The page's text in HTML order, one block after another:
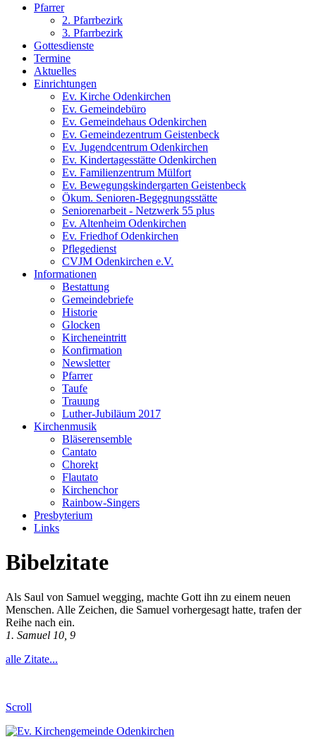
Pfarrer
2. Pfarrbezirk
3. Pfarrbezirk
Gottesdienste
Termine
Aktuelles
Einrichtungen
Ev. Kirche Odenkirchen
Ev. Gemeindebüro
Ev. Gemeindehaus Odenkirchen
Ev. Gemeindezentrum Geistenbeck
Ev. Jugendcentrum Odenkirchen
Ev. Kindertagesstätte Odenkirchen
Ev. Familienzentrum Mülfort
Ev. Bewegungskindergarten Geistenbeck
Ökum. Senioren-Begegnungsstätte
Seniorenarbeit - Netzwerk 55 plus
Ev. Altenheim Odenkirchen
Ev. Friedhof Odenkirchen
Pflegedienst
CVJM Odenkirchen e.V.
Informationen
Bestattung
Gemeindebriefe
Historie
Glocken
Kircheneintritt
Konfirmation
Newsletter
Pfarrer
Taufe
Trauung
Luther-Jubiläum 2017
Kirchenmusik
Bläserensemble
Cantato
Chorekt
Flautato
Kirchenchor
Rainbow-Singers
Presbyterium
Links
Bibelzitate
Als Saul von Samuel wegging, machte Gott ihn zu einem neuen
Menschen. Alle Zeichen, die Samuel vorhergesagt hatte, trafen der
Reihe nach ein.
1. Samuel 10, 9
alle Zitate...
Scroll